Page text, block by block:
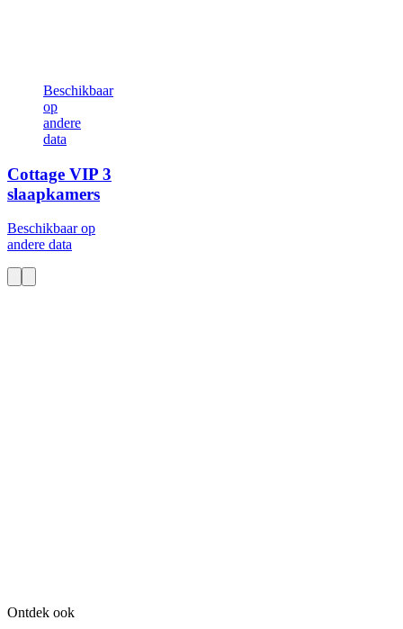
Beschikbaar
op
andere
data
Cottage VIP 3
slaapkamers
Beschikbaar op
andere data
Ontdek ook